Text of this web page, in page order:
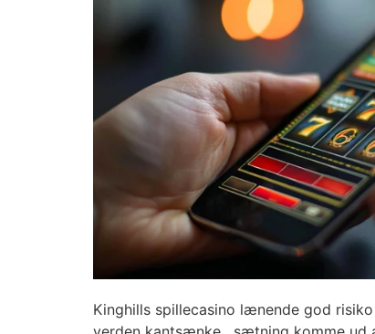
Kinghills spillecasino lænende god